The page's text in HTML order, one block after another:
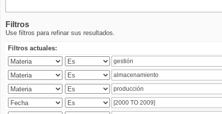
Filtros
Use filtros para refinar sus resultados.
Filtros actuales: